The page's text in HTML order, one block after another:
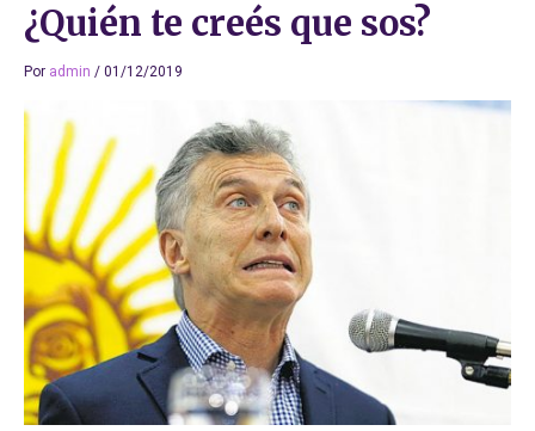
¿Quién te creés que sos?
Por admin / 01/12/2019